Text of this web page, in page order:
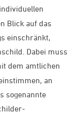
Blick auf das
einschränkt,
Dabei muss
dem amtlichen
an
sogenannte